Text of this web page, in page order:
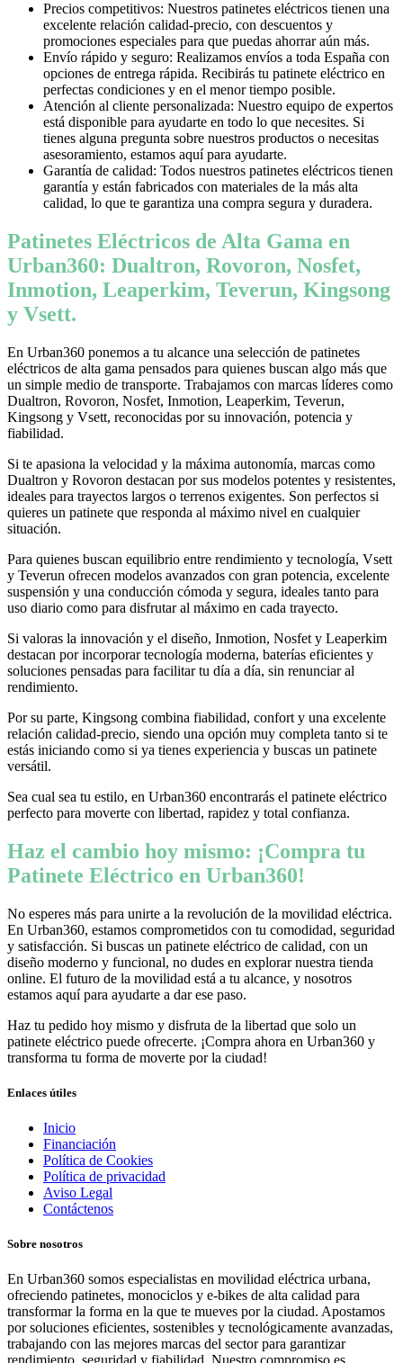
Precios competitivos: Nuestros patinetes eléctricos tienen una
excelente relación calidad-precio, con descuentos y
promociones especiales para que puedas ahorrar aún más.
Envío rápido y seguro: Realizamos envíos a toda España con
opciones de entrega rápida. Recibirás tu patinete eléctrico en
perfectas condiciones y en el menor tiempo posible.
Atención al cliente personalizada: Nuestro equipo de expertos
está disponible para ayudarte en todo lo que necesites. Si
tienes alguna pregunta sobre nuestros productos o necesitas
asesoramiento, estamos aquí para ayudarte.
Garantía de calidad: Todos nuestros patinetes eléctricos tienen
garantía y están fabricados con materiales de la más alta
calidad, lo que te garantiza una compra segura y duradera.
Patinetes Eléctricos de Alta Gama en
Urban360: Dualtron, Rovoron, Nosfet,
Inmotion, Leaperkim, Teverun, Kingsong
y Vsett.
En Urban360 ponemos a tu alcance una selección de patinetes
eléctricos de alta gama pensados para quienes buscan algo más que
un simple medio de transporte. Trabajamos con marcas líderes como
Dualtron, Rovoron, Nosfet, Inmotion, Leaperkim, Teverun,
Kingsong y Vsett, reconocidas por su innovación, potencia y
fiabilidad.
Si te apasiona la velocidad y la máxima autonomía, marcas como
Dualtron y Rovoron destacan por sus modelos potentes y resistentes,
ideales para trayectos largos o terrenos exigentes. Son perfectos si
quieres un patinete que responda al máximo nivel en cualquier
situación.
Para quienes buscan equilibrio entre rendimiento y tecnología, Vsett
y Teverun ofrecen modelos avanzados con gran potencia, excelente
suspensión y una conducción cómoda y segura, ideales tanto para
uso diario como para disfrutar al máximo en cada trayecto.
Si valoras la innovación y el diseño, Inmotion, Nosfet y Leaperkim
destacan por incorporar tecnología moderna, baterías eficientes y
soluciones pensadas para facilitar tu día a día, sin renunciar al
rendimiento.
Por su parte, Kingsong combina fiabilidad, confort y una excelente
relación calidad-precio, siendo una opción muy completa tanto si te
estás iniciando como si ya tienes experiencia y buscas un patinete
versátil.
Sea cual sea tu estilo, en Urban360 encontrarás el patinete eléctrico
perfecto para moverte con libertad, rapidez y total confianza.
Haz el cambio hoy mismo: ¡Compra tu
Patinete Eléctrico en Urban360!
No esperes más para unirte a la revolución de la movilidad eléctrica.
En Urban360, estamos comprometidos con tu comodidad, seguridad
y satisfacción. Si buscas un patinete eléctrico de calidad, con un
diseño moderno y funcional, no dudes en explorar nuestra tienda
online. El futuro de la movilidad está a tu alcance, y nosotros
estamos aquí para ayudarte a dar ese paso.
Haz tu pedido hoy mismo y disfruta de la libertad que solo un
patinete eléctrico puede ofrecerte. ¡Compra ahora en Urban360 y
transforma tu forma de moverte por la ciudad!
Enlaces útiles
Inicio
Financiación
Política de Cookies
Política de privacidad
Aviso Legal
Contáctenos
Sobre nosotros
En Urban360 somos especialistas en movilidad eléctrica urbana,
ofreciendo patinetes, monociclos y e-bikes de alta calidad para
transformar la forma en la que te mueves por la ciudad. Apostamos
por soluciones eficientes, sostenibles y tecnológicamente avanzadas,
trabajando con las mejores marcas del sector para garantizar